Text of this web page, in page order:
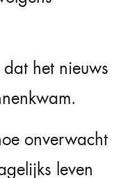
het nieuws
onverwacht
leven